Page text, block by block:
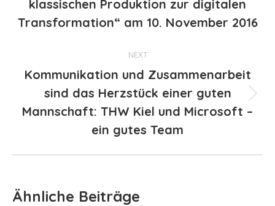
post:
klassischen Produktion zur digitalen
Transformation“ am 10. November 2016
NEXT
Next
post:
Kommunikation und Zusammenarbeit
sind das Herzstück einer guten
Mannschaft: THW Kiel und Microsoft –
ein gutes Team
Ähnliche Beiträge